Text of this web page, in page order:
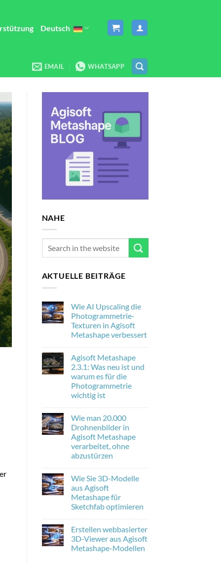
Deutsch
EMAIL WHATSAPP
NAHE
AKTUELLE BEITRÄGE
Wie AI Upscaling die
Photogrammetrie-
Texturen in Agisoft
Metashape verbessert
on
Wie
AI
Upscaling
die
Photogrammetrie-
Texturen
Metashape
verbessert
Agisoft Metashape
2.3.1: Was neu ist und
warum es für die
Photogrammetrie
wichtig ist
on
Agisoft
Metashape
2.3.1:
Was
neu
ist
es
für
die
Photogrammetrie
wichtig
ist
Wie man 20.000
Drohnenbilder in
Agisoft Metashape
verarbeitet, ohne
abzustürzen
on
man
20.000
Drohnenbilder
in
verarbeitet,
ohne
abzustürzen
Wie Sie 3D-Modelle
aus Agisoft
Metashape für
Sketchfab optimieren
on
Wie
Sie
3D-
Erstellen webbasierter
3D-Viewer aus Agisoft
Metashape-Modellen